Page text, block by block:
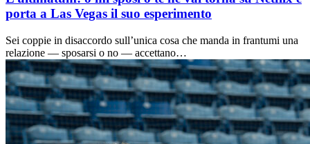
porta a Las Vegas il suo esperimento
Sei coppie in disaccordo sull’unica cosa che manda in frantumi una
relazione — sposarsi o no — accettano…